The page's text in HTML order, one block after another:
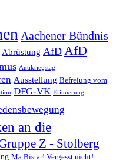
Aachener Bündnis
Abrüstung AfD AfD
Antikriegstag
Ausstellung Befreiung vom
DFG-VK Erinnerung
an die
Z - Stolberg
Ma Bistar! Vergesst nicht!